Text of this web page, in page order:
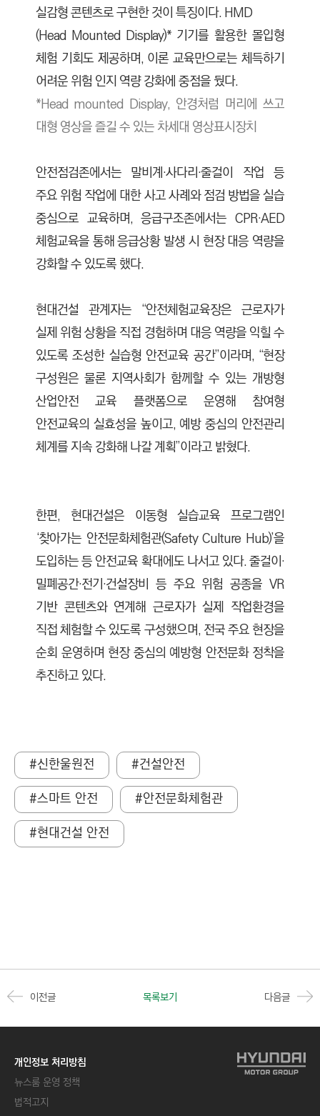
실감형 콘텐츠로 구현한 것이 특징이다. HMD
(Head Mounted Display)* 기기를 활용한 몰입형
체험 기회도 제공하며, 이론 교육만으로는 체득하기
어려운 위험 인지 역량 강화에 중점을 뒀다.
*Head mounted Display, 안경처럼 머리에 쓰고
대형 영상을 즐길 수 있는 차세대 영상표시장치
안전점검존에서는 말비계·사다리·줄걸이 작업 등
주요 위험 작업에 대한 사고 사례와 점검 방법을 실습
중심으로 교육하며, 응급구조존에서는 CPR·AED
체험교육을 통해 응급상황 발생 시 현장 대응 역량을
강화할 수 있도록 했다.
현대건설 관계자는 “안전체험교육장은 근로자가
실제 위험 상황을 직접 경험하며 대응 역량을 익힐 수
있도록 조성한 실습형 안전교육 공간”이라며, “현장
구성원은 물론 지역사회가 함께할 수 있는 개방형
산업안전 교육 플랫폼으로 운영해 참여형
안전교육의 실효성을 높이고, 예방 중심의 안전관리
체계를 지속 강화해 나갈 계획”이라고 밝혔다.
한편, 현대건설은 이동형 실습교육 프로그램인
‘찾아가는 안전문화체험관(Safety Culture Hub)’을
도입하는 등 안전교육 확대에도 나서고 있다. 줄걸이·
밀폐공간·전기·건설장비 등 주요 위험 공종을 VR
기반 콘텐츠와 연계해 근로자가 실제 작업환경을
직접 체험할 수 있도록 구성했으며, 전국 주요 현장을
순회 운영하며 현장 중심의 예방형 안전문화 정착을
추진하고 있다.
#신한울원전
#건설안전
#스마트 안전
#안전문화체험관
#현대건설 안전
이전글 목록보기 다음글
개인정보 처리방침
뉴스룸 운영 정책
법적고지